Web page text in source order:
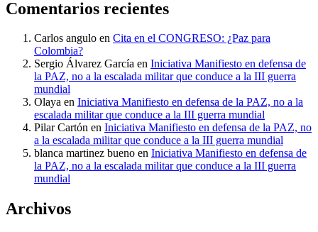
Comentarios recientes
Carlos angulo en Cita en el CONGRESO: ¿Paz para
Colombia?
Sergio Álvarez García en Iniciativa Manifiesto en defensa de
la PAZ, no a la escalada militar que conduce a la III guerra
mundial
Olaya en Iniciativa Manifiesto en defensa de la PAZ, no a la
escalada militar que conduce a la III guerra mundial
Pilar Cartón en Iniciativa Manifiesto en defensa de la PAZ, no
a la escalada militar que conduce a la III guerra mundial
blanca martinez bueno en Iniciativa Manifiesto en defensa de
la PAZ, no a la escalada militar que conduce a la III guerra
mundial
Archivos